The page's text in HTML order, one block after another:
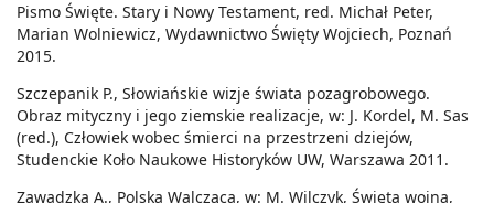
Pismo Święte. Stary i Nowy Testament, red. Michał Peter,
Marian Wolniewicz, Wydawnictwo Święty Wojciech, Poznań
2015.
Szczepanik P., Słowiańskie wizje świata pozagrobowego.
Obraz mityczny i jego ziemskie realizacje, w: J. Kordel, M. Sas
(red.), Człowiek wobec śmierci na przestrzeni dziejów,
Studenckie Koło Naukowe Historyków UW, Warszawa 2011.
Zawadzka A., Polska Walcząca, w: M. Wilczyk, Święta wojna,